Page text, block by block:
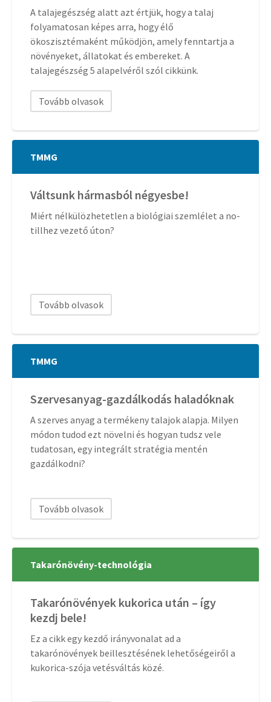
A talajegészség alatt azt értjük, hogy a talaj
folyamatosan képes arra, hogy élő
ökoszisztémaként működjön, amely fenntartja a
növényeket, állatokat és embereket. A
talajegészség 5 alapelvéről szól cikkünk.
Tovább olvasok
TMMG
Váltsunk hármasból négyesbe!
Miért nélkülözhetetlen a biológiai szemlélet a no-
tillhez vezető úton?
Tovább olvasok
TMMG
Szervesanyag-gazdálkodás haladóknak
A szerves anyag a termékeny talajok alapja. Milyen
módon tudod ezt növelni és hogyan tudsz vele
tudatosan, egy integrált stratégia mentén
gazdálkodni?
Tovább olvasok
Takarónövény-technológia
Takarónövények kukorica után – így
kezdj bele!
Ez a cikk egy kezdő irányvonalat ad a
takarónövények beillesztésének lehetőségeiről a
kukorica-szója vetésváltás közé.